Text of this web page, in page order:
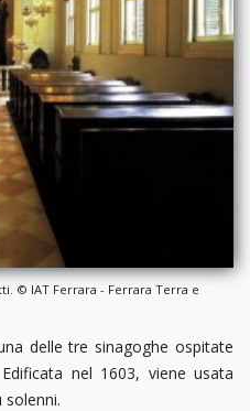
© IAT Ferrara - Ferrara Terra e
delle tre sinagoghe ospitate
nel 1603, viene usata
solenni.